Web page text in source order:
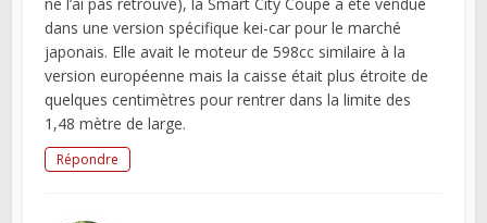
dans une version spécifique kei-car pour le marché
japonais. Elle avait le moteur de 598cc similaire à la
version européenne mais la caisse était plus étroite de
quelques centimètres pour rentrer dans la limite des
1,48 mètre de large.
Répondre